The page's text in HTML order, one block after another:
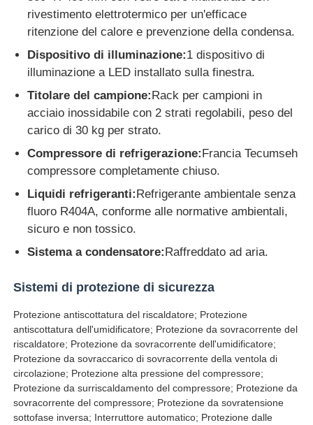
rivestimento elettrotermico per un'efficace
ritenzione del calore e prevenzione della condensa.
Dispositivo di illuminazione:1 dispositivo di
illuminazione a LED installato sulla finestra.
Titolare del campione:Rack per campioni in
acciaio inossidabile con 2 strati regolabili, peso del
carico di 30 kg per strato.
Compressore di refrigerazione:Francia Tecumseh
compressore completamente chiuso.
Liquidi refrigeranti:Refrigerante ambientale senza
fluoro R404A, conforme alle normative ambientali,
sicuro e non tossico.
Sistema a condensatore:Raffreddato ad aria.
Sistemi di protezione di sicurezza
Protezione antiscottatura del riscaldatore; Protezione
antiscottatura dell'umidificatore; Protezione da sovracorrente del
riscaldatore; Protezione da sovracorrente dell'umidificatore;
Protezione da sovraccarico di sovracorrente della ventola di
circolazione; Protezione alta pressione del compressore;
Protezione da surriscaldamento del compressore; Protezione da
sovracorrente del compressore; Protezione da sovratensione
sottofase inversa; Interruttore automatico; Protezione dalle